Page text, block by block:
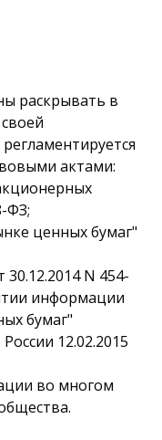
раскрывать в
актами:
ФЗ;
ценных бумаг"
N 454-
информации
бумаг"
12.02.2015
во многом